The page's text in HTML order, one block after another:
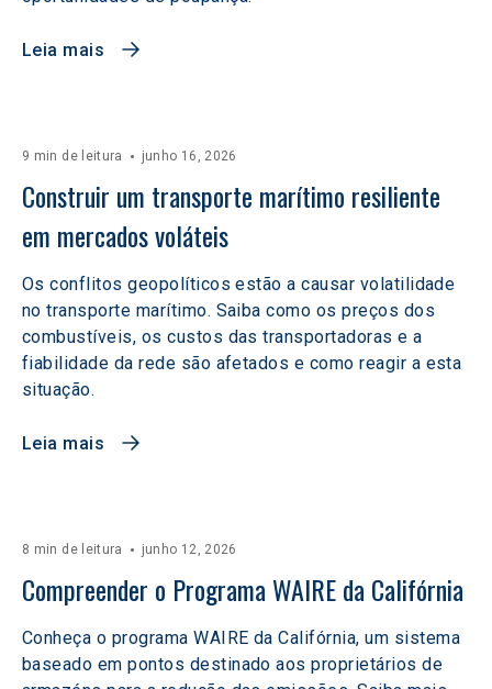
Leia mais
9 min de leitura junho 16, 2026
Construir um transporte marítimo resiliente
em mercados voláteis
Os conflitos geopolíticos estão a causar volatilidade
no transporte marítimo. Saiba como os preços dos
combustíveis, os custos das transportadoras e a
fiabilidade da rede são afetados e como reagir a esta
situação.
Leia mais
8 min de leitura junho 12, 2026
Compreender o Programa WAIRE da Califórnia
Conheça o programa WAIRE da Califórnia, um sistema
baseado em pontos destinado aos proprietários de